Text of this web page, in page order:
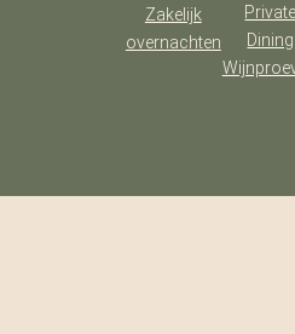
Zakelijk
overnachten
Private
Dining